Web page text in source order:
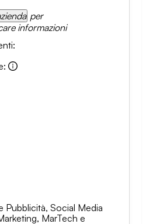
per
informazioni
:
:
Pubblicità, Social Media
, MarTech e